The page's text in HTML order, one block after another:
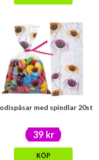
med spindlar 20st
39 kr
KÖP